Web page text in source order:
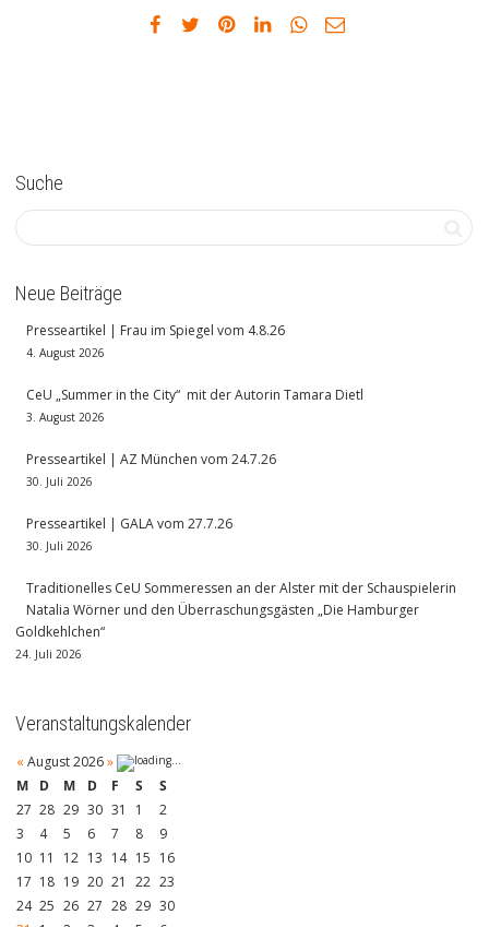
Suche
Neue Beiträge
Presseartikel | Frau im Spiegel vom 4.8.26
4. August 2026
CeU „Summer in the City“ mit der Autorin Tamara Dietl
3. August 2026
Presseartikel | AZ München vom 24.7.26
30. Juli 2026
Presseartikel | GALA vom 27.7.26
30. Juli 2026
Traditionelles CeU Sommeressen an der Alster mit der Schauspielerin
Natalia Wörner und den Überraschungsgästen „Die Hamburger
Goldkehlchen“
24. Juli 2026
Veranstaltungskalender
« August 2026»
M
D M D F S
S
27 28 29 30 31 1
2
3
4 5 6 7 8
9
10 11 12 13 14 15 16
17 18 19 20 21 22 23
24 25 26 27 28 29 30